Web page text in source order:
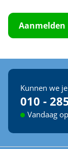
Aanmelden
Kunnen we
010 -
Vandaag